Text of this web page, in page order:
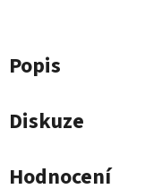
Popis
Diskuze
Hodnocení